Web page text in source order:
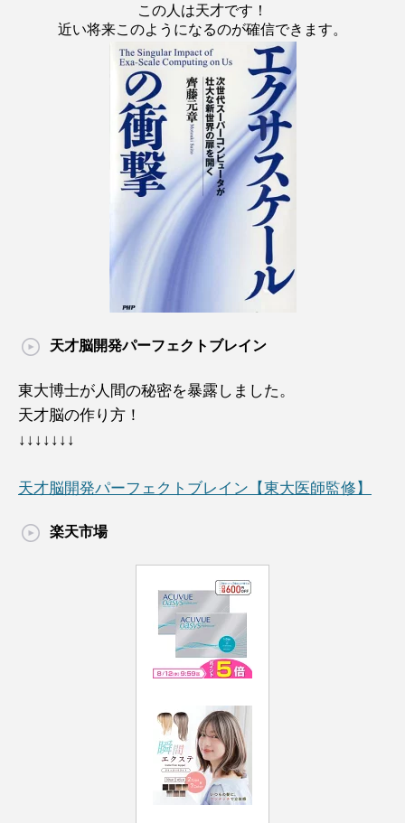
この人は天才です！
近い将来このようになるのが確信できます。
天才脳開発パーフェクトブレイン
東大博士が人間の秘密を暴露しました。
天才脳の作り方！
↓↓↓↓↓↓↓
天才脳開発パーフェクトブレイン【東大医師監修】
楽天市場